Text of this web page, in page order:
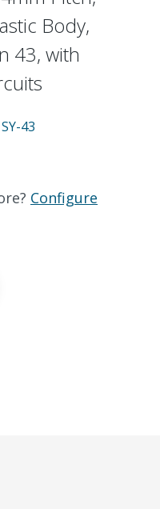
Body,
43, with
43
Configure